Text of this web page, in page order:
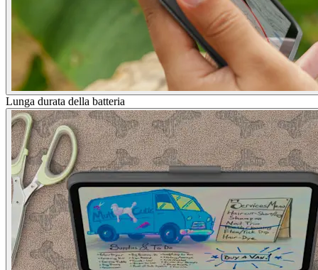
Lunga durata della batteria